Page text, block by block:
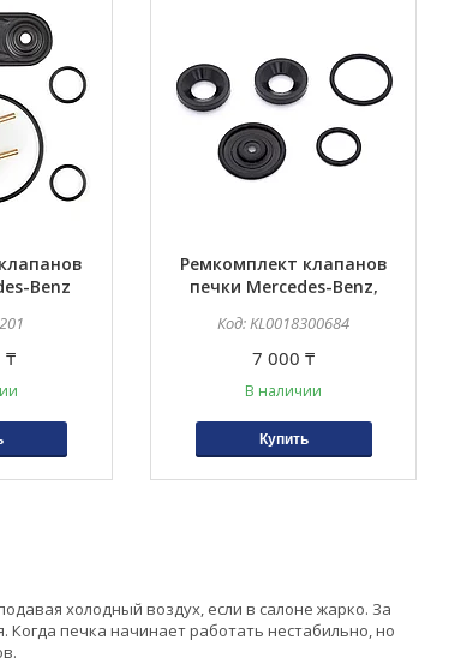
Benz
140
₸
Ремкомплект клапанов
печки Mercedes-Benz,
KL0018300684
7 000 ₸
В наличии
Купить
холодный воздух, если в салоне жарко. За
печка начинает работать нестабильно, но